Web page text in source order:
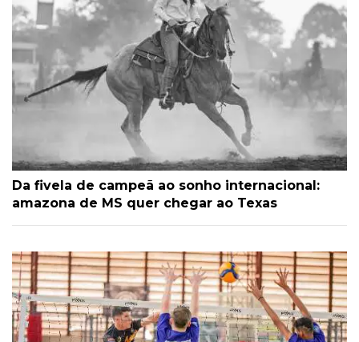
Da fivela de campeã ao sonho internacional:
amazona de MS quer chegar ao Texas